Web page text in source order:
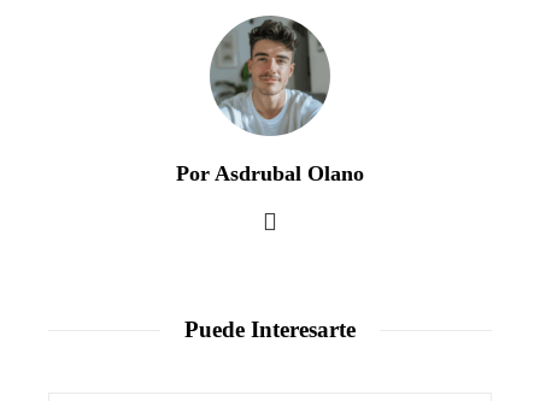
Por Asdrubal Olano
Puede Interesarte